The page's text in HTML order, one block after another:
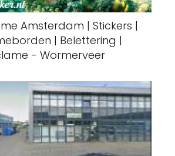
Amsterdam | Stickers |
| Belettering |
- Wormerveer